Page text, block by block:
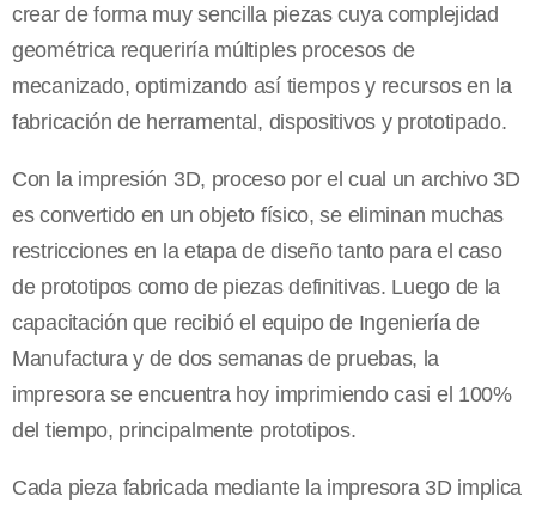
crear de forma muy sencilla piezas cuya complejidad
geométrica requeriría múltiples procesos de
mecanizado, optimizando así tiempos y recursos en la
fabricación de herramental, dispositivos y prototipado.
Con la impresión 3D, proceso por el cual un archivo 3D
es convertido en un objeto físico, se eliminan muchas
restricciones en la etapa de diseño tanto para el caso
de prototipos como de piezas definitivas. Luego de la
capacitación que recibió el equipo de Ingeniería de
Manufactura y de dos semanas de pruebas, la
impresora se encuentra hoy imprimiendo casi el 100%
del tiempo, principalmente prototipos.
Cada pieza fabricada mediante la impresora 3D implica